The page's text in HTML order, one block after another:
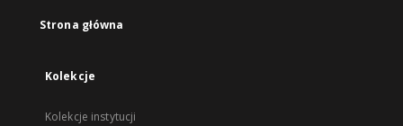
Strona główna
Kolekcje
Kolekcje instytucji